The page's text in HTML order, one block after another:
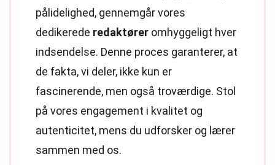
pålidelighed, gennemgår vores
dedikerede redaktører omhyggeligt hver
indsendelse. Denne proces garanterer, at
de fakta, vi deler, ikke kun er
fascinerende, men også troværdige. Stol
på vores engagement i kvalitet og
autenticitet, mens du udforsker og lærer
sammen med os.